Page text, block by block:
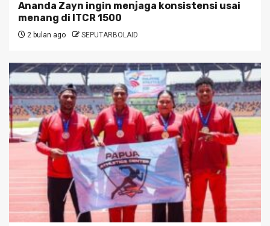
Ananda Zayn ingin menjaga konsistensi usai
menang di ITCR 1500
2 bulan ago SEPUTARBOLAID